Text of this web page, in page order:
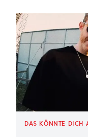
DAS KÖNNTE DICH